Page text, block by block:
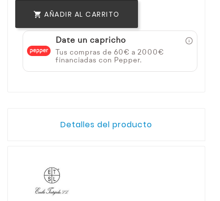
 AÑADIR AL CARRITO
Date un capricho
Tus compras de 60€ a 2000€
financiadas con Pepper.
Detalles del producto